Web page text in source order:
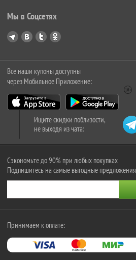
Мы в Соцсетях
Все наши купоны доступны
через Мобильное Приложение:
Ищите скидки поблизости,
не выходя из чата:
Сэкономьте до 90% при любых покупках
Подпишитесь на самые выгодные предложения
Принимаем к оплате: